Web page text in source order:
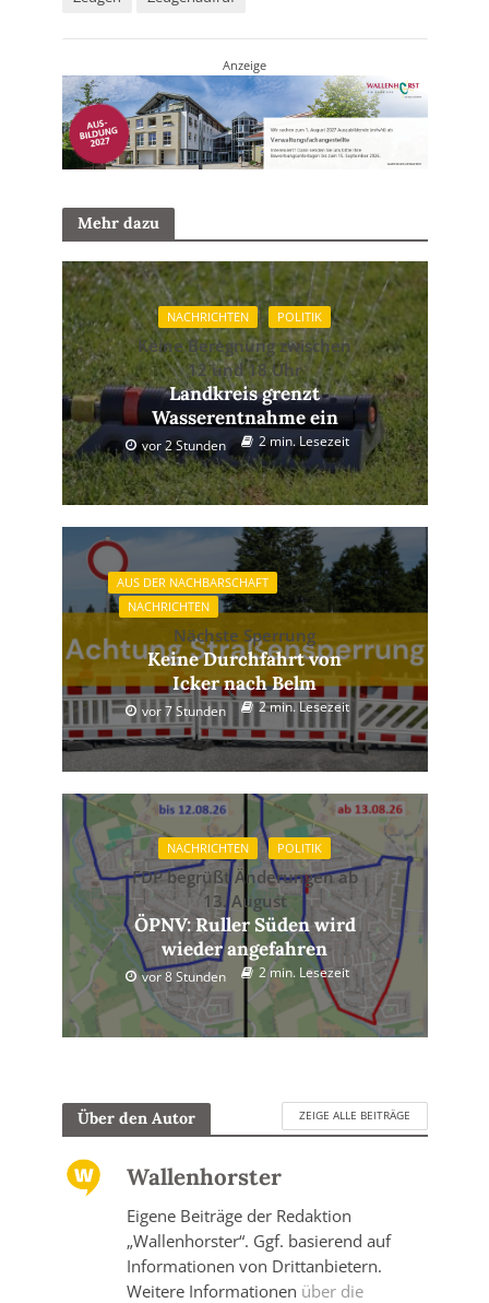
Anzeige
Mehr dazu
NACHRICHTEN POLITIK
Keine Beregnung zwischen
12 und 18 Uhr
Landkreis grenzt
Wasserentnahme ein
vor 2 Stunden 2 min. Lesezeit
AUS DER NACHBARSCHAFT
NACHRICHTEN
Nächste Sperrung
Keine Durchfahrt von
Icker nach Belm
vor 7 Stunden 2 min. Lesezeit
NACHRICHTEN POLITIK
FDP begrüßt Änderungen ab
13. August
ÖPNV: Ruller Süden wird
wieder angefahren
vor 8 Stunden 2 min. Lesezeit
Über den Autor ZEIGE ALLE BEITRÄGE
Wallenhorster
Eigene Beiträge der Redaktion
„Wallenhorster“. Ggf. basierend auf
Informationen von Drittanbietern.
Weitere Informationen über die